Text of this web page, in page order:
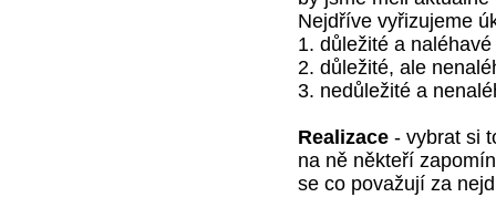
Nejdříve vyřizujeme
1. důležité a
2. důležité, ale
3. nedůležité a
Realizace - vybrat si
na ně někteří
se co považují za